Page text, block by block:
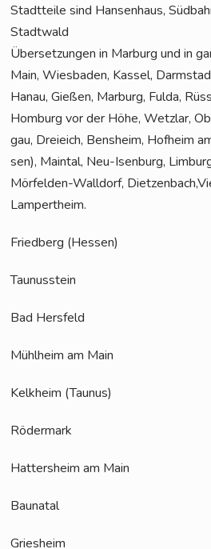
Stadt­tei­le sind Han­sen­haus,
Stadtwald
Über­set­zun­gen in Mar­burg und in
Main, Wies­ba­den, Kas­sel,
Hanau, Gie­ßen, Mar­burg, Ful­da,
Hom­burg vor der Höhe, Wetz­lar,
gau, Drei­eich, Bens­heim, Hof­heim
sen), Main­tal, Neu-Isen­burg,
Mör­fel­den-Wall­dorf,
Lampertheim.
Fried­berg (Hes­sen)
Tau­nus­stein
Bad Hers­feld
Mühl­heim am Main
Kelk­heim (Tau­nus)
Röder­mark
Hat­ters­heim am Main
Bau­na­tal
Gries­heim